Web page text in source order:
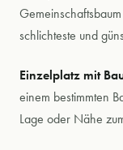
schlichteste und
Einzelplatz mit
einem bestimmten
Lage oder Nähe